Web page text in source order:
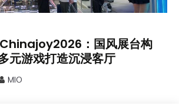
：国风展台构
元游戏打造沉浸客厅
MIO